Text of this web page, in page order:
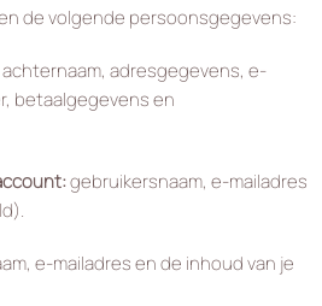
de volgende persoonsgegevens:
adresgegevens, e-
betaalgegevens en
gebruikersnaam, e-mailadres
e-mailadres en de inhoud van je